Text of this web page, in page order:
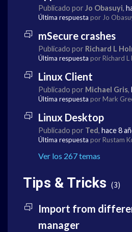
Publicado por Jo Obasuyi,
Última respuesta por Jo
mSecure crashes
Publicado por Richard L
Última respuesta por Richard L
Linux Client
Publicado por Michael Gris,
Última respuesta por Mark
Linux Desktop
Publicado por Ted, hace 8
Última respuesta por Rustam
Ver los 267 temas
Tips & Tricks 3
Import from
manager